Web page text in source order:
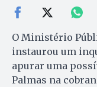
O Ministério
instaurou um
apurar uma
Palmas na